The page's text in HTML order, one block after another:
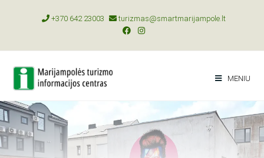
+370 642 23003 turizmas@smartmarijampole.lt
MENIU